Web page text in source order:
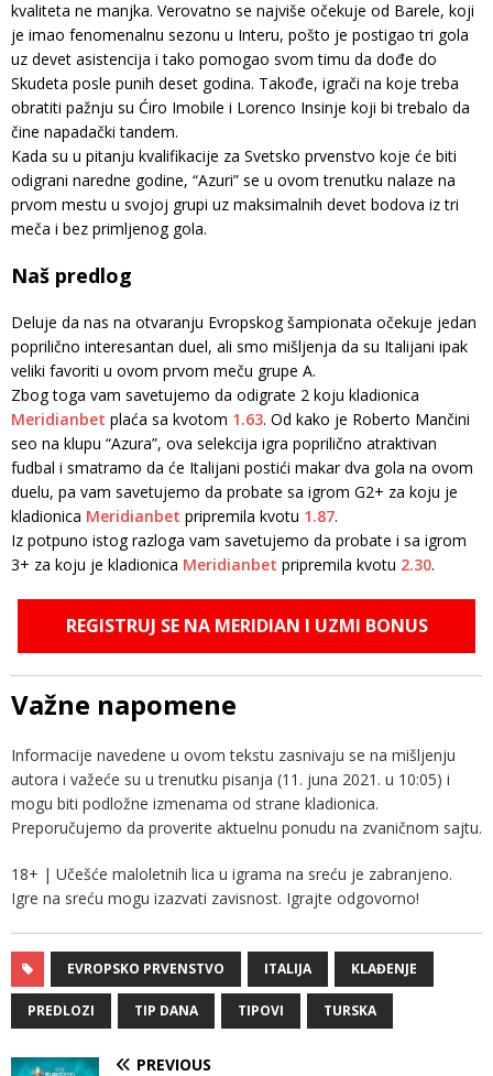
kvaliteta ne manjka. Verovatno se najviše očekuje od Barele, koji
je imao fenomenalnu sezonu u Interu, pošto je postigao tri gola
uz devet asistencija i tako pomogao svom timu da dođe do
Skudeta posle punih deset godina. Takođe, igrači na koje treba
obratiti pažnju su Ćiro Imobile i Lorenco Insinje koji bi trebalo da
čine napadački tandem.
Kada su u pitanju kvalifikacije za Svetsko prvenstvo koje će biti
odigrani naredne godine, “Azuri” se u ovom trenutku nalaze na
prvom mestu u svojoj grupi uz maksimalnih devet bodova iz tri
meča i bez primljenog gola.
Naš predlog
Deluje da nas na otvaranju Evropskog šampionata očekuje jedan
poprilično interesantan duel, ali smo mišljenja da su Italijani ipak
veliki favoriti u ovom prvom meču grupe A.
Zbog toga vam savetujemo da odigrate 2 koju kladionica
Meridianbet plaća sa kvotom 1.63. Od kako je Roberto Mančini
seo na klupu “Azura”, ova selekcija igra poprilično atraktivan
fudbal i smatramo da će Italijani postići makar dva gola na ovom
duelu, pa vam savetujemo da probate sa igrom G2+ za koju je
kladionica Meridianbet pripremila kvotu 1.87.
Iz potpuno istog razloga vam savetujemo da probate i sa igrom
3+ za koju je kladionica Meridianbet pripremila kvotu 2.30.
REGISTRUJ SE NA MERIDIAN I UZMI BONUS
Važne napomene
Informacije navedene u ovom tekstu zasnivaju se na mišljenju
autora i važeće su u trenutku pisanja (11. juna 2021. u 10:05) i
mogu biti podložne izmenama od strane kladionica.
Preporučujemo da proverite aktuelnu ponudu na zvaničnom sajtu.
18+ | Učešće maloletnih lica u igrama na sreću je zabranjeno.
Igre na sreću mogu izazvati zavisnost. Igrajte odgovorno!
EVROPSKO PRVENSTVO ITALIJA KLAĐENJE
PREDLOZI TIP DANA TIPOVI TURSKA
PREVIOUS